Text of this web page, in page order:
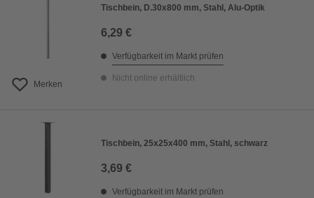
Merken
Tischbein, D.30x800 mm, Stahl, Alu-Optik
6,29 €
Verfügbarkeit im Markt prüfen
Nicht online erhältlich
Tischbein, 25x25x400 mm, Stahl, schwarz
3,69 €
Verfügbarkeit im Markt prüfen